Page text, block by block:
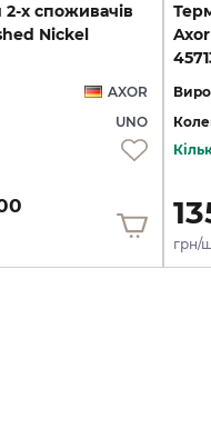
2-х споживачів
Nickel
AXOR
UNO
грн/